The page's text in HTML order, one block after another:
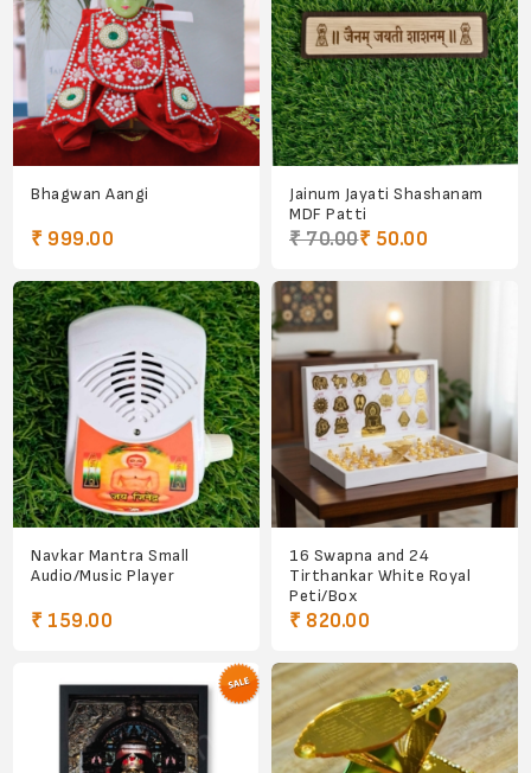
Bhagwan Aangi
₹ 999.00
Jainum Jayati Shashanam
MDF Patti
₹ 70.00₹ 50.00
Navkar Mantra Small
Audio/Music Player
₹ 159.00
16 Swapna and 24
Tirthankar White Royal
Peti/Box
₹ 820.00